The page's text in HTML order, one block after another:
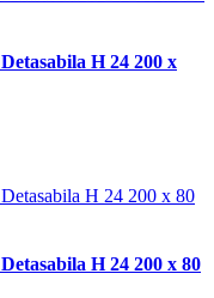
H 24 200 x
H 24 200 x 80